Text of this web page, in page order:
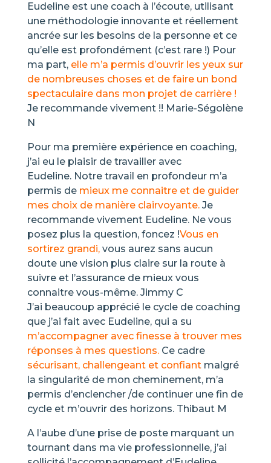
Eudeline est une coach à l’écoute, utilisant
une méthodologie innovante et réellement
ancrée sur les besoins de la personne et ce
qu’elle est profondément (c’est rare !) Pour
ma part, elle m’a permis d’ouvrir les yeux sur
de nombreuses choses et de faire un bond
spectaculaire dans mon projet de carrière !
Je recommande vivement !! Marie-Ségolène
N
Pour ma première expérience en coaching,
j’ai eu le plaisir de travailler avec
Eudeline. Notre travail en profondeur m’a
permis de mieux me connaitre et de guider
mes choix de manière clairvoyante. Je
recommande vivement Eudeline. Ne vous
posez plus la question, foncez !Vous en
sortirez grandi,vous aurez sans aucun
doute une vision plus claire sur la route à
suivre et l’assurance de mieux vous
connaitre vous-même. Jimmy C
J’ai beaucoup apprécié le cycle de coaching
que j’ai fait avec Eudeline, qui a su
m’accompagner avec finesse à trouver mes
réponses à mes questions.Ce cadre
sécurisant, challengeant et confiantmalgré
la singularité de mon cheminement, m’a
permis d’enclencher /de continuer une fin de
cycle et m’ouvrir des horizons. Thibaut M
A l’aube d’une prise de poste marquant un
tournant dans ma vie professionnelle, j’ai